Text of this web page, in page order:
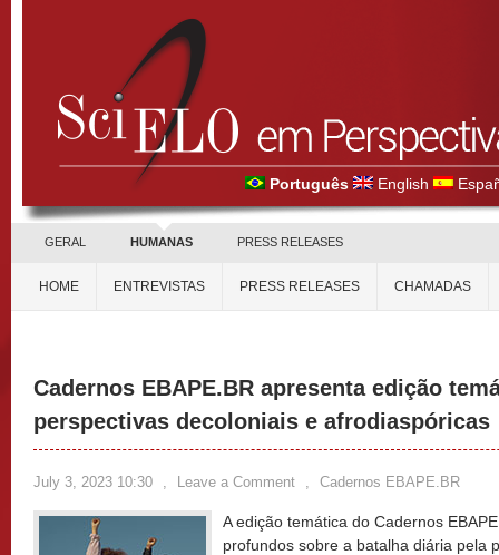
Português English
GERAL HUMANAS PRESS RELEASES
HOME ENTREVISTAS PRESS RELEASES CHAMADAS
Cadernos EBAPE.BR apresenta edição
perspectivas decoloniais e afrodiaspóricas
July 3, 2023 10:30 , Leave a Comment , Cadernos EBAPE.BR
A edição temática do Cadernos
profundos sobre a batalha diária pela